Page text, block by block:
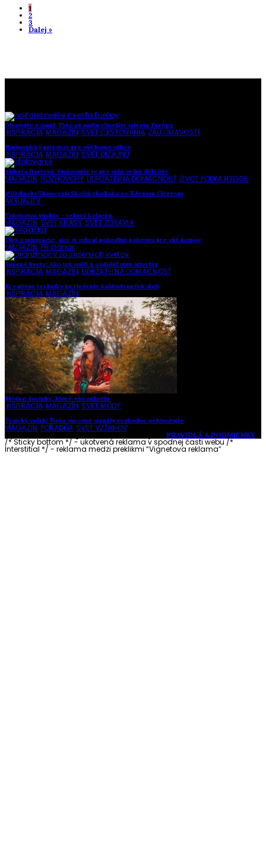
1
2
3
Ďalej »
Objavujte s nami: Toto sú najfarebnejšie miesta Európy
INŠPIRÁCIA MAGAZÍN SVET CESTOVANIA ZAUJÍMAVOSTI
Harmonický priestor pre váš home office
INŠPIRÁCIA MAGAZÍN SVET DIZAJNU
Alžbeta Bartová: Stolovanie je pre mňa veľmi dôležité
MAGAZÍN ROZHOVORY UDRŽATEĽNÁ DOMÁCNOSŤ ŽIVOT PODĽA HYGGE
#HrdinskeUkoncenieSkolskehoRoka so Zdenom Cígerom
AKTUALITY
Tajomstvo vitality – tekutý kolagén
MAGAZÍN SVET KRÁSY SVET ZDRAVIA
Tipy a inšpirácie, ako si vybrať pohodlnú pohovku pre váš domov
MAGAZÍN PR článok
Sušené kvety: Ako ich sušiť a ozdobiť nimi interiér
INŠPIRÁCIA MAGAZÍN UDRŽATEĽNÁ DOMÁCNOSŤ
Kreatívne techniky na riešenie každodenných úloh
INŠPIRÁCIA MAGAZÍN
Módne doplnky, ktoré vás zahrejú
INŠPIRÁCIA MAGAZÍN SVET MÓDY
Toxický vzťah: Tieto varovné signály rozhodne neignorujte
MAGAZÍN PORADŇA SVET VZŤAHOV
PRAVIDLÁ A PODMIENKY
/* Sticky bottom */ - ukotvená reklama v spodnej časti webu/*
Interstitial */ - reklama medzi preklikmi “Vignetova reklama”